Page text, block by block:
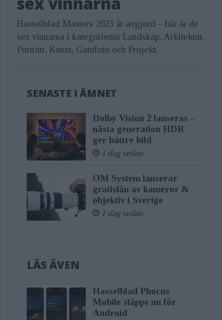
Hasselblad Masters 2023 är avgjord – här är de
sex vinnarna i kategorierna Landskap, Arkitektur,
Porträtt, Konst, Gatufoto och Projekt.
SENASTE I ÄMNET
Dolby Vision 2 lanseras –
nästa generation HDR
ger bättre bild
1 dag sedan
OM System lanserar
gratislån av kameror &
objektiv i Sverige
1 dag sedan
LÄS ÄVEN
Hasselblad Phocus
Mobile släpps nu för
Android